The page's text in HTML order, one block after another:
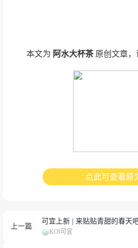
本文为 阿水大杯茶 原创文章，
点此可查看原
上一篇
可宜上新 | 来贴贴青甜的春天
KOI可宜